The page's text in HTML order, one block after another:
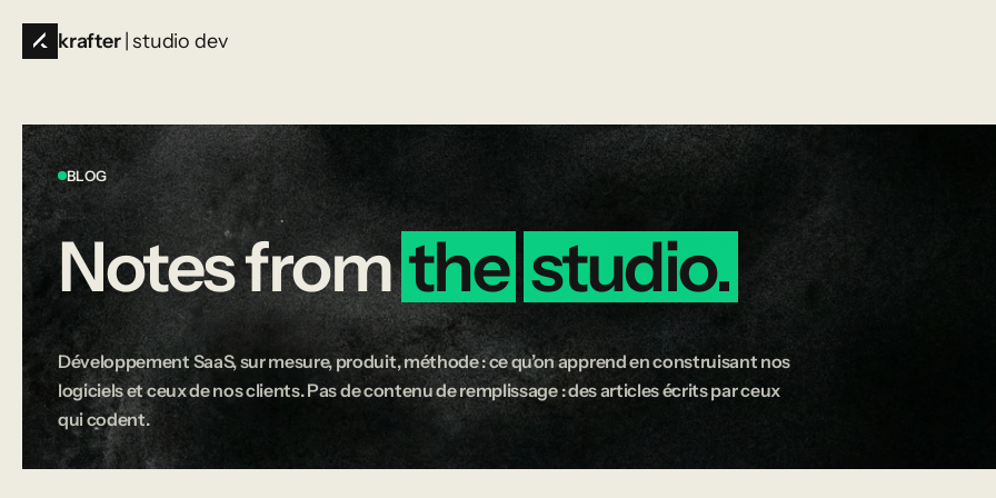
krafter | studio dev
BLOG
Notesfrom the studio.
Développement SaaS, sur mesure, produit, méthode : ce qu’on apprend en construisant nos
logiciels et ceux de nos clients. Pas de contenu de remplissage : des articles écrits par ceux
qui codent.